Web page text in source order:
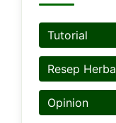
Tutorial
Resep Herba
Opinion